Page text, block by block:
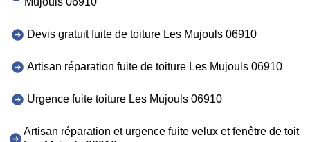
Devis gratuit fuite de toiture Les Mujouls 06910
Artisan réparation fuite de toiture Les Mujouls 06910
Urgence fuite toiture Les Mujouls 06910
Artisan réparation et urgence fuite velux et fenêtre de toit